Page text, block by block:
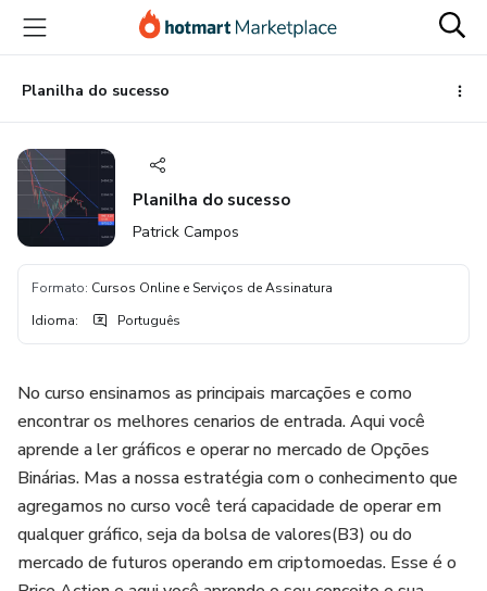
para
conteúdo
principal
para
pagamento
para
rodapé
Planilha do sucesso
Planilha do sucesso
Patrick Campos
Formato: Cursos Online e Serviços de Assinatura
Idioma: Português
No curso ensinamos as principais marcações e como
encontrar os melhores cenarios de entrada. Aqui você
aprende a ler gráficos e operar no mercado de Opções
Binárias. Mas a nossa estratégia com o conhecimento que
agregamos no curso você terá capacidade de operar em
qualquer gráfico, seja da bolsa de valores(B3) ou do
mercado de futuros operando em criptomoedas. Esse é o